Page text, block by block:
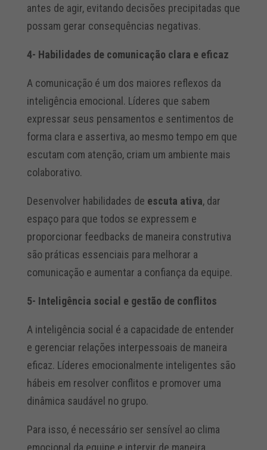
antes de agir, evitando decisões precipitadas que
possam gerar consequências negativas.
4- Habilidades de comunicação clara e eficaz
A comunicação é um dos maiores reflexos da
inteligência emocional. Líderes que sabem
expressar seus pensamentos e sentimentos de
forma clara e assertiva, ao mesmo tempo em que
escutam com atenção, criam um ambiente mais
colaborativo.
Desenvolver habilidades de escuta ativa, dar
espaço para que todos se expressem e
proporcionar feedbacks de maneira construtiva
são práticas essenciais para melhorar a
comunicação e aumentar a confiança da equipe.
5- Inteligência social e gestão de conflitos
A inteligência social é a capacidade de entender
e gerenciar relações interpessoais de maneira
eficaz. Líderes emocionalmente inteligentes são
hábeis em resolver conflitos e promover uma
dinâmica saudável no grupo.
Para isso, é necessário ser sensível ao clima
emocional da equipe e intervir de maneira